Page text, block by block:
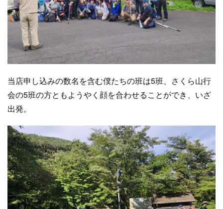
当店申し込みの数名を含む僕たちの班は5班、さくら山行
会の5班の方ともようやく顔を合わせることができ、いざ
出発。